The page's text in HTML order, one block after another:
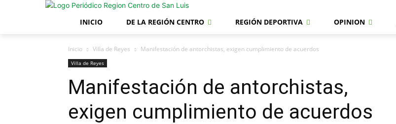
INICIO DE LA REGIÓN CENTRO REGIÓN DEPORTIVA OPINION
Inicio Villa de Reyes Manifestación de antorchistas, exigen cumplimiento de acuerdos
Villa de Reyes
Manifestación de antorchistas,
exigen cumplimiento de acuerdos